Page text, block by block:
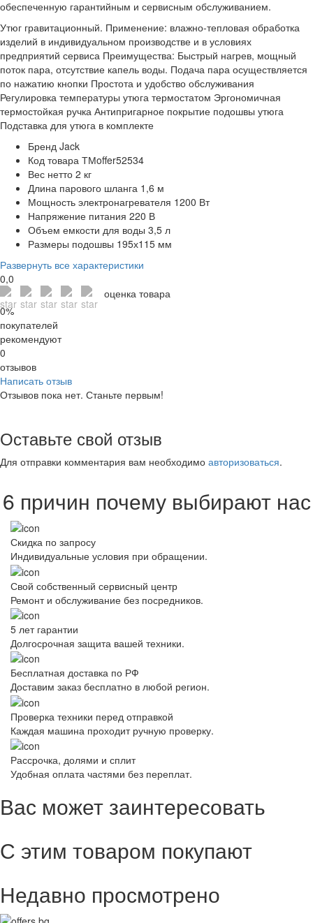
обеспеченную гарантийным и сервисным обслуживанием.
Утюг гравитационный. Применение: влажно-тепловая обработка
изделий в индивидуальном производстве и в условиях
предприятий сервиса Преимущества: Быстрый нагрев, мощный
поток пара, отсутствие капель воды. Подача пара осуществляется
по нажатию кнопки Простота и удобство обслуживания
Регулировка температуры утюга термостатом Эргономичная
термостойкая ручка Антипригарное покрытие подошвы утюга
Подставка для утюга в комплекте
Бренд Jack
Код товара ТМoffer52534
Вес нетто 2 кг
Длина парового шланга 1,6 м
Мощность электронагревателя 1200 Вт
Напряжение питания 220 В
Объем емкости для воды 3,5 л
Размеры подошвы 195х115 мм
Развернуть все характеристики
0,0
оценка товара
0%
покупателей
рекомендуют
0
отзывов
Написать отзыв
Отзывов пока нет. Станьте первым!
Оставьте свой отзыв
Для отправки комментария вам необходимо авторизоваться.
6 причин почему выбирают нас
Скидка по запросу
Индивидуальные условия при обращении.
Свой собственный сервисный центр
Ремонт и обслуживание без посредников.
5 лет гарантии
Долгосрочная защита вашей техники.
Бесплатная доставка по РФ
Доставим заказ бесплатно в любой регион.
Проверка техники перед отправкой
Каждая машина проходит ручную проверку.
Рассрочка, долями и сплит
Удобная оплата частями без переплат.
Вас может заинтересовать
С этим товаром покупают
Недавно просмотрено